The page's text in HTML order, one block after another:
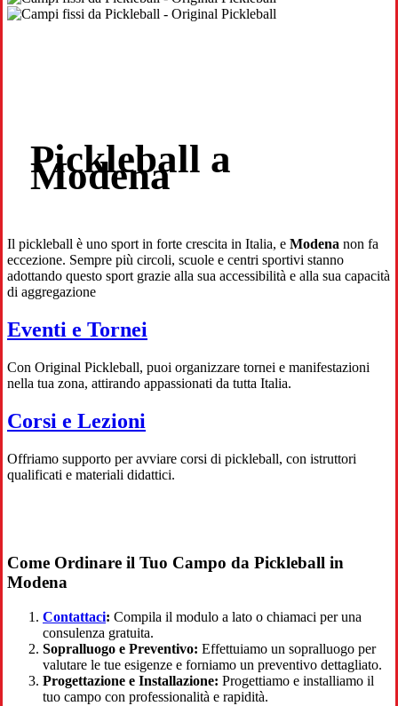
Pickleball a
Modena
Il pickleball è uno sport in forte crescita in Italia, e Modena non fa
eccezione. Sempre più circoli, scuole e centri sportivi stanno
adottando questo sport grazie alla sua accessibilità e alla sua capacità
di aggregazione
Eventi e Tornei
Con Original Pickleball, puoi organizzare tornei e manifestazioni
nella tua zona, attirando appassionati da tutta Italia.
Corsi e Lezioni
Offriamo supporto per avviare corsi di pickleball, con istruttori
qualificati e materiali didattici.
Come Ordinare il Tuo Campo da Pickleball in
Modena
Contattaci: Compila il modulo a lato o chiamaci per una
consulenza gratuita.
Sopralluogo e Preventivo: Effettuiamo un sopralluogo per
valutare le tue esigenze e forniamo un preventivo dettagliato.
Progettazione e Installazione: Progettiamo e installiamo il
tuo campo con professionalità e rapidità.